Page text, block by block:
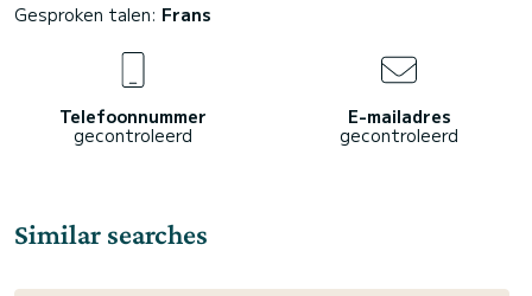
Gesproken talen: Frans
Telefoonnummer
gecontroleerd
E-mailadres
gecontroleerd
Similar searches